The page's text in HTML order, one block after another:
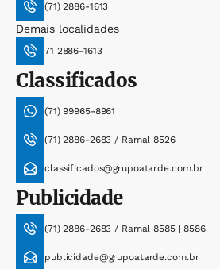
(71) 2886-1613
Demais localidades
71 2886-1613
Classificados
(71) 99965-8961
(71) 2886-2683 / Ramal 8526
classificados@grupoatarde.com.br
Publicidade
(71) 2886-2683 / Ramal 8585 | 8586
publicidade@grupoatarde.com.br